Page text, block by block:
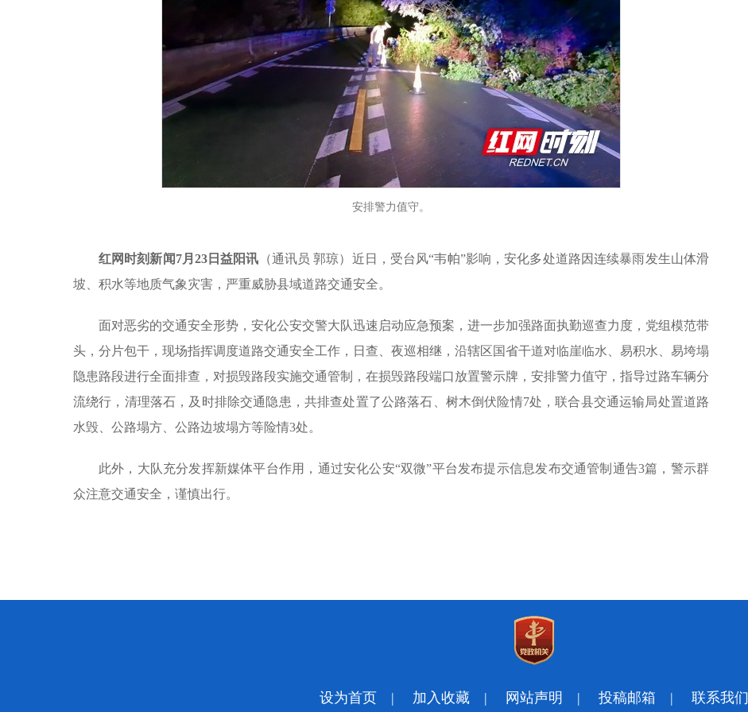
安排警力值守。
红网时刻新闻7月23日益阳讯 （通讯员 郭琼）近日，受台风“韦帕”影响，安化多处道路因连续暴雨发生山体滑
坡、积水等地质气象灾害，严重威胁县域道路交通安全。
面对恶劣的交通安全形势，安化公安交警大队迅速启动应急预案，进一步加强路面执勤巡查力度，党组模范带
头，分片包干，现场指挥调度道路交通安全工作，日查、夜巡相继，沿辖区国省干道对临崖临水、易积水、易垮塌
隐患路段进行全面排查，对损毁路段实施交通管制，在损毁路段端口放置警示牌，安排警力值守，指导过路车辆分
流绕行，清理落石，及时排除交通隐患，共排查处置了公路落石、树木倒伏险情7处，联合县交通运输局处置道路
水毁、公路塌方、公路边坡塌方等险情3处。
此外，大队充分发挥新媒体平台作用，通过安化公安“双微”平台发布提示信息发布交通管制通告3篇，警示群
众注意交通安全，谨慎出行。
设为首页 | 加入收藏 | 网站声明 | 投稿邮箱 | 联系我们